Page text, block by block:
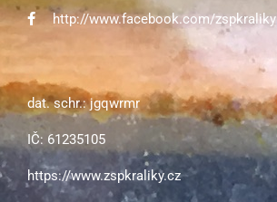
http://www.facebook.com/zspkraliky
dat. schr.: jgqwrmr
IČ: 61235105
https://www.zspkraliky.cz